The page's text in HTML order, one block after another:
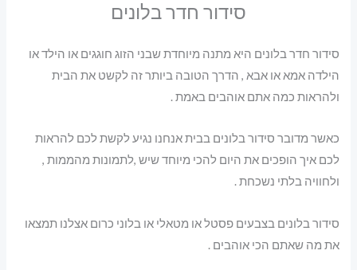
סידור חדר בלונים
סידור חדר בלונים היא מתנה מיוחדת שבני הזוג חוגגים או הילד או
הילדה אמא או אבא , הדרך הטובה ביותר זה לקשט את הבית
ולהראות כמה אתם אוהבים באמת .
כאשר מדובר סידור בלונים בבית אנחנו נגיע לקשת לכם להראות
לכם איך הופכים את היום להכי מיוחד שיש ,לתמונות מהממות ,
ולחוויה בלתי נשכחת .
סידור בלונים בצבעים פסטל או מטאלי או בלוני כרום אצלנו תמצאו
את מה שאתם הכי אוהבים .